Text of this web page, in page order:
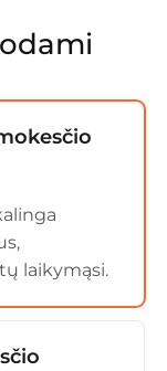
laikymąsi.